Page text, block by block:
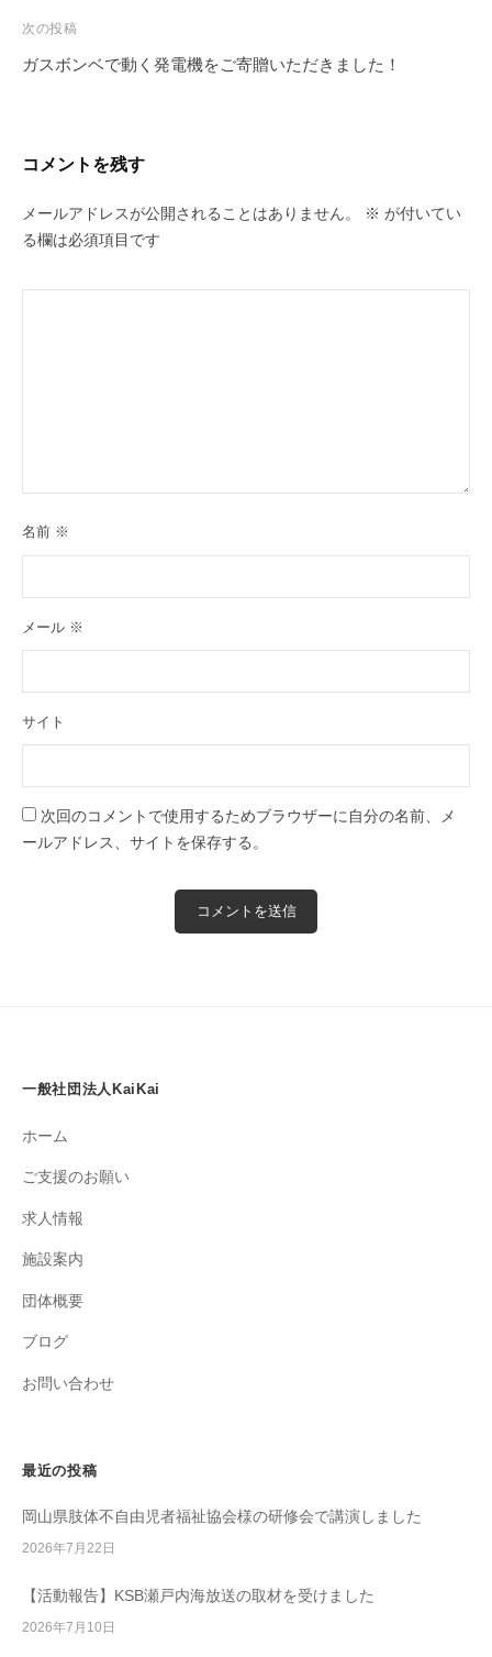
ゲ
ー
次の投稿
ガスボンベで動く発電機をご寄贈いただきました！
コメントを残す
メールアドレスが公開されることはありません。 ※ が付いてい
る欄は必須項目です
名前 ※
メール ※
サイト
次回のコメントで使用するためブラウザーに自分の名前、メ
ールアドレス、サイトを保存する。
一般社団法人KaiKai
ホーム
ご支援のお願い
求人情報
施設案内
団体概要
ブログ
お問い合わせ
最近の投稿
岡山県肢体不自由児者福祉協会様の研修会で講演しました
2026年7月22日
【活動報告】KSB瀬戸内海放送の取材を受けました
2026年7月10日